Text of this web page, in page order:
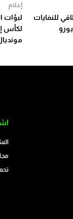
للنفايات
إعلام
لبؤات
لكأس
مونديال